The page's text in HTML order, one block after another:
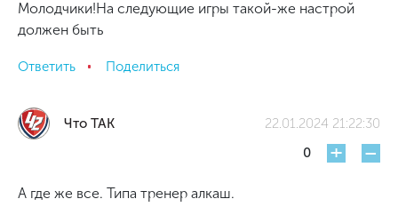
Молодчики!На следующие игры такой-же настрой
должен быть
Ответить Поделиться
Что ТАК
22.01.2024 21:22:30
0
+ -
А где же все. Типа тренер алкаш.